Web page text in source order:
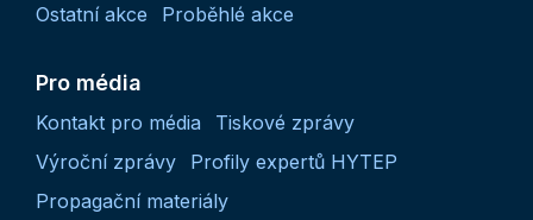
Ostatní akce
Proběhlé akce
Pro média
Kontakt pro média
Tiskové zprávy
Výroční zprávy
Profily expertů HYTEP
Propagační materiály